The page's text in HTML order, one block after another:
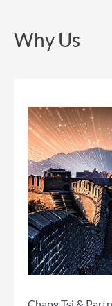
Why Us